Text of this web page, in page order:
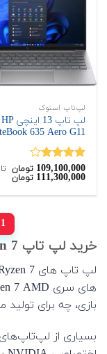
لپ‌تاپ استوک
635 Aero G11
نمره
4.00از 5
109,100,000 تومان ‌ تا ‌
111,300,000 تومان
1
خرید لپ تاپ Ryzen 7
بازی، چه برای